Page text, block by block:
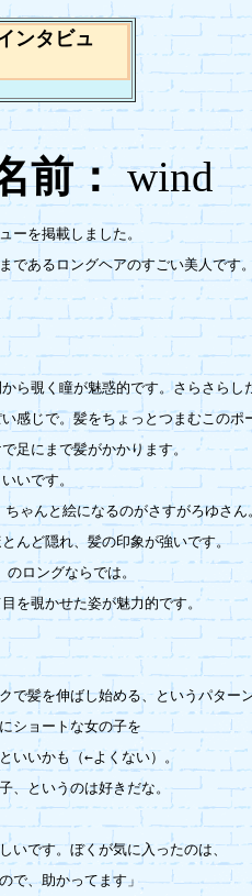
ンタビュ
前：
ーを掲載しました。
であるロングヘアのすごい美人です
ら覗く瞳が魅惑的です。さらさらし
感じで。髪をちょっとつまむこのポ
足にまで髪がかかります。
いです。
ゃんと絵になるのがさすがろゆさん
んど隠れ、髪の印象が強いです。
ロングならでは。
を覗かせた姿が魅力的です。
髪を伸ばし始める、というパター
ショートな女の子を
いいかも（←よくない）。
というのは好きだな。
です。ぼくが気に入ったのは、
で、助かってます」